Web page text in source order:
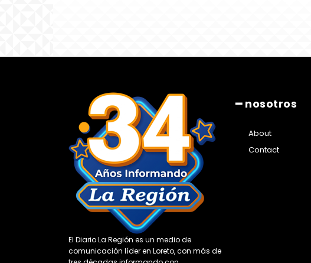
El Diario La Región es un medio de
comunicación líder en Loreto, con más de
━ nosotros
About
Contact